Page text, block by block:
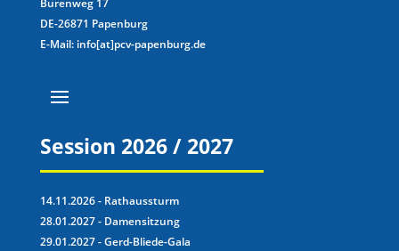
Burenweg 17
DE-26871 Papenburg
E-Mail: info[at]pcv-papenburg.de
Session 2026 / 2027
14.11.2026 - Rathaussturm
28.01.2027 - Damensitzung
29.01.2027 - Gerd-Bliede-Gala